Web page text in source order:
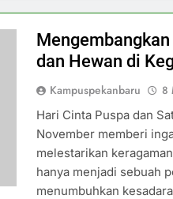
dan Hewan di
Kampuspekanbaru 8
Hari Cinta Puspa dan
November memberi
melestarikan
hanya menjadi sebuah
menumbuhkan